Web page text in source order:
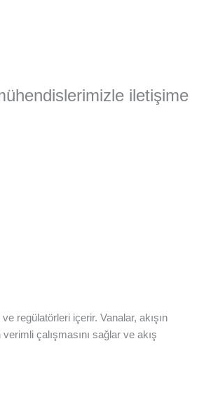
iletişime
regülatörleri içerir. Vanalar, akışın
çalışmasını sağlar ve akış